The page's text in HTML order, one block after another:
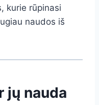
kurie rūpinasi
naudos iš
jų nauda